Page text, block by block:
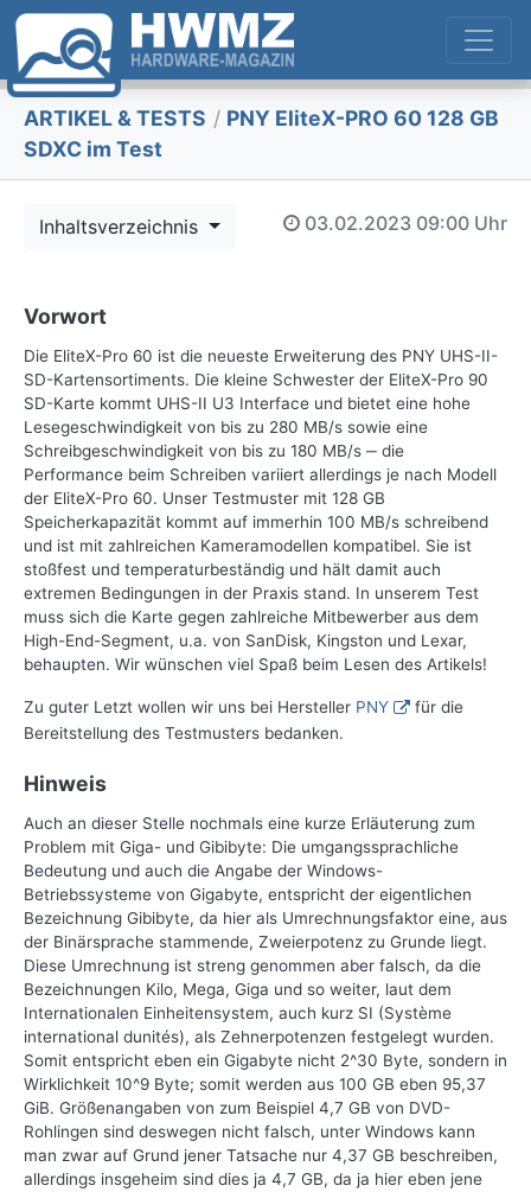
ARTIKEL & TESTS / PNY EliteX-PRO 60 128 GB
SDXC im Test
Inhaltsverzeichnis 03.02.2023 09:00 Uhr
Vorwort
Die EliteX-Pro 60 ist die neueste Erweiterung des PNY UHS-II-
SD-Kartensortiments. Die kleine Schwester der EliteX-Pro 90
SD-Karte kommt UHS-II U3 Interface und bietet eine hohe
Lesegeschwindigkeit von bis zu 280 MB/s sowie eine
Schreibgeschwindigkeit von bis zu 180 MB/s ‒ die
Performance beim Schreiben variiert allerdings je nach Modell
der EliteX-Pro 60. Unser Testmuster mit 128 GB
Speicherkapazität kommt auf immerhin 100 MB/s schreibend
und ist mit zahlreichen Kameramodellen kompatibel. Sie ist
stoßfest und temperaturbeständig und hält damit auch
extremen Bedingungen in der Praxis stand. In unserem Test
muss sich die Karte gegen zahlreiche Mitbewerber aus dem
High-End-Segment, u.a. von SanDisk, Kingston und Lexar,
behaupten. Wir wünschen viel Spaß beim Lesen des Artikels!
Zu guter Letzt wollen wir uns bei Hersteller PNY
für die
Bereitstellung des Testmusters bedanken.
Hinweis
Auch an dieser Stelle nochmals eine kurze Erläuterung zum
Problem mit Giga- und Gibibyte: Die umgangssprachliche
Bedeutung und auch die Angabe der Windows-
Betriebssysteme von Gigabyte, entspricht der eigentlichen
Bezeichnung Gibibyte, da hier als Umrechnungsfaktor eine, aus
der Binärsprache stammende, Zweierpotenz zu Grunde liegt.
Diese Umrechnung ist streng genommen aber falsch, da die
Bezeichnungen Kilo, Mega, Giga und so weiter, laut dem
Internationalen Einheitensystem, auch kurz SI (Système
international dunités), als Zehnerpotenzen festgelegt wurden.
Somit entspricht eben ein Gigabyte nicht 2^30 Byte, sondern in
Wirklichkeit 10^9 Byte; somit werden aus 100 GB eben 95,37
GiB. Größenangaben von zum Beispiel 4,7 GB von DVD-
Rohlingen sind deswegen nicht falsch, unter Windows kann
man zwar auf Grund jener Tatsache nur 4,37 GB beschreiben,
allerdings insgeheim sind dies ja 4,7 GB, da ja hier eben jene